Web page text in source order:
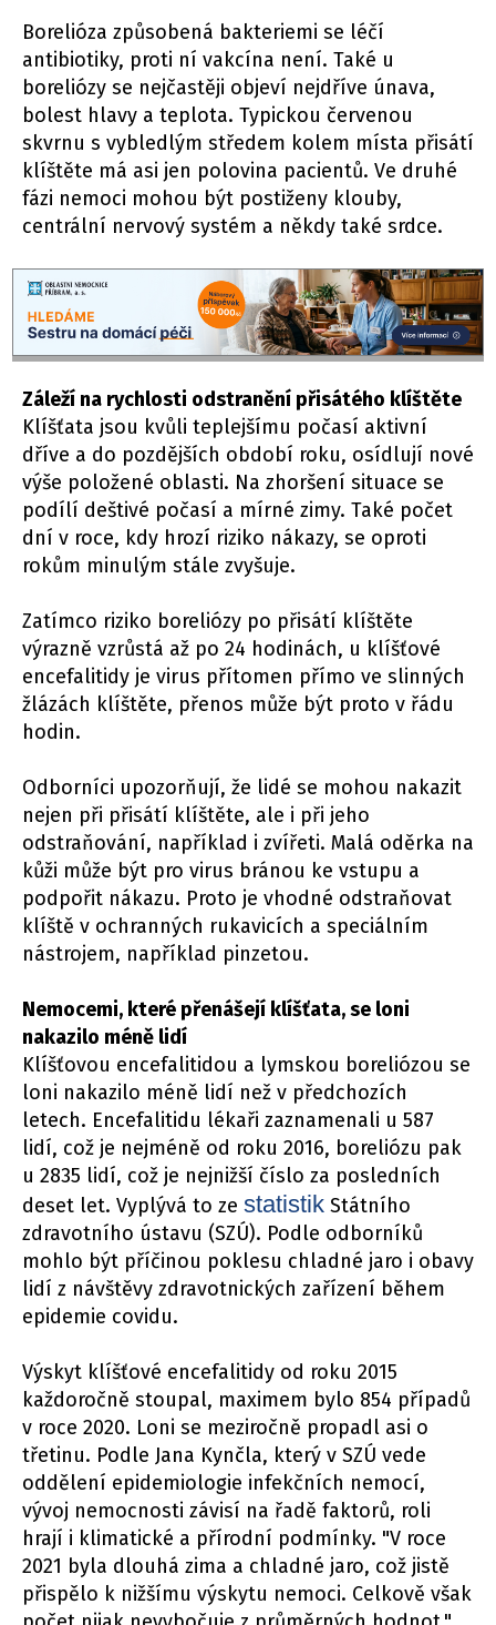
Borelióza způsobená bakteriemi se léčí
antibiotiky, proti ní vakcína není. Také u
boreliózy se nejčastěji objeví nejdříve únava,
bolest hlavy a teplota. Typickou červenou
skvrnu s vybledlým středem kolem místa přisátí
klíštěte má asi jen polovina pacientů. Ve druhé
fázi nemoci mohou být postiženy klouby,
centrální nervový systém a někdy také srdce.
Záleží na rychlosti odstranění přisátého klíštěte
Klíšťata jsou kvůli teplejšímu počasí aktivní
dříve a do pozdějších období roku, osídlují nové
výše položené oblasti. Na zhoršení situace se
podílí deštivé počasí a mírné zimy. Také počet
dní v roce, kdy hrozí riziko nákazy, se oproti
rokům minulým stále zvyšuje.
Zatímco riziko boreliózy po přisátí klíštěte
výrazně vzrůstá až po 24 hodinách, u klíšťové
encefalitidy je virus přítomen přímo ve slinných
žlázách klíštěte, přenos může být proto v řádu
hodin.
Odborníci upozorňují, že lidé se mohou nakazit
nejen při přisátí klíštěte, ale i při jeho
odstraňování, například i zvířeti. Malá oděrka na
kůži může být pro virus bránou ke vstupu a
podpořit nákazu. Proto je vhodné odstraňovat
klíště v ochranných rukavicích a speciálním
nástrojem, například pinzetou.
Nemocemi, které přenášejí klíšťata, se loni
nakazilo méně lidí
Klíšťovou encefalitidou a lymskou boreliózou se
loni nakazilo méně lidí než v předchozích
letech. Encefalitidu lékaři zaznamenali u 587
lidí, což je nejméně od roku 2016, boreliózu pak
u 2835 lidí, což je nejnižší číslo za posledních
deset let. Vyplývá to ze statistik Státního
zdravotního ústavu (SZÚ). Podle odborníků
mohlo být příčinou poklesu chladné jaro i obavy
lidí z návštěvy zdravotnických zařízení během
epidemie covidu.
Výskyt klíšťové encefalitidy od roku 2015
každoročně stoupal, maximem bylo 854 případů
v roce 2020. Loni se meziročně propadl asi o
třetinu. Podle Jana Kynčla, který v SZÚ vede
oddělení epidemiologie infekčních nemocí,
vývoj nemocnosti závisí na řadě faktorů, roli
hrají i klimatické a přírodní podmínky. "V roce
2021 byla dlouhá zima a chladné jaro, což jistě
přispělo k nižšímu výskytu nemoci. Celkově však